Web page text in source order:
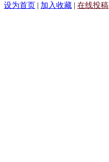
设为首页 | 加入收藏 | 在线投稿